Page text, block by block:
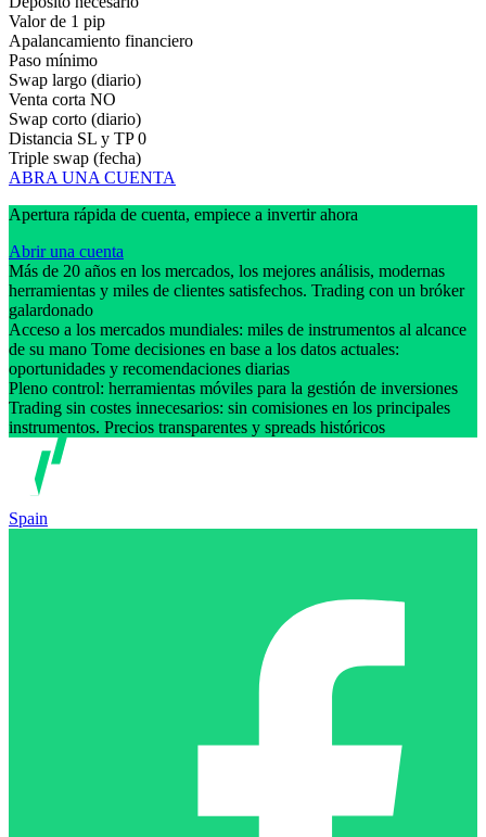
Valor de 1 pip
Apalancamiento financiero
Paso mínimo
Swap largo (diario)
Venta corta NO
Swap corto (diario)
Distancia SL y TP 0
Triple swap (fecha)
ABRA UNA CUENTA
Apertura rápida de cuenta, empiece a invertir ahora
Abrir una cuenta
Más de 20 años en los mercados, los mejores análisis, modernas
herramientas y miles de clientes satisfechos. Trading con un bróker
galardonado
Acceso a los mercados mundiales: miles de instrumentos al alcance
de su mano Tome decisiones en base a los datos actuales:
oportunidades y recomendaciones diarias
Pleno control: herramientas móviles para la gestión de inversiones
Trading sin costes innecesarios: sin comisiones en los principales
instrumentos. Precios transparentes y spreads históricos
Spain